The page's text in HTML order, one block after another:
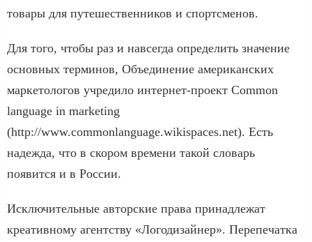
товары для путешественников и спортсменов.
Для того, чтобы раз и навсегда определить значение
основных терминов, Объединение американских
маркетологов учредило интернет-проект Common
language in marketing
(http://www.commonlanguage.wikispaces.net). Есть
надежда, что в скором времени такой словарь
появится и в России.
Исключительные авторские права принадлежат
креативному агентству «Логодизайнер». Перепечатка